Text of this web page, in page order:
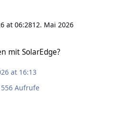
at 06:2812. Mai 2026
mit SolarEdge?
at 16:13
556 Aufrufe